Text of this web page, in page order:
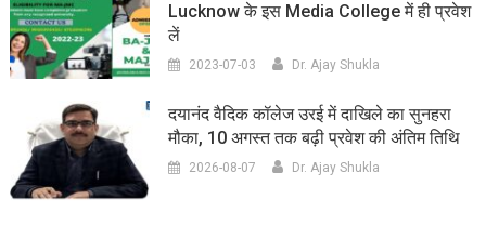
Lucknow के इस Media College में ही प्रवेश
लें
2023-07-03 Dr. Ajay Shukla
दयानंद वैदिक कॉलेज उरई में दाखिले का सुनहरा
मौका, 10 अगस्त तक बढ़ी प्रवेश की अंतिम तिथि
2026-08-07 Dr. Ajay Shukla